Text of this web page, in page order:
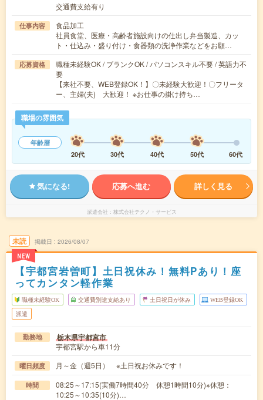
交通費支給有り
仕事内容
食品加工
社員食堂、医療・高齢者施設向けの仕出し弁当製造、カッ
ト・仕込み・盛り付け・食器類の洗浄作業などをお願…
応募資格
職種未経験OK / ブランクOK / パソコンスキル不要 / 英語力不
要
【来社不要、WEB登録OK！】〇未経験大歓迎！〇フリータ
ー、主婦(夫) 大歓迎！ ※お仕事の掛け持ち…
職場の雰囲気
年齢層
20代
30代 40代 50代 60代
気になる! 応募へ進む 詳しく見る
派遣会社 株式会社テクノ・サービス
未読
NEW
掲載日 2026/08/07
【宇都宮岩曽町】土日祝休み！無料Pあり！座
ってカンタン軽作業
職種未経験OK 交通費別途支給あり 土日祝日が休み WEB登録OK
派遣
勤務地 栃木県宇都宮市
宇都宮駅から車11分
曜日頻度 月～金（週5日） ※土日祝お休みです！
時間
08:25～17:15(実働7時間40分 休憩1時間10分)※休憩：
10:25～10:35(10分)…